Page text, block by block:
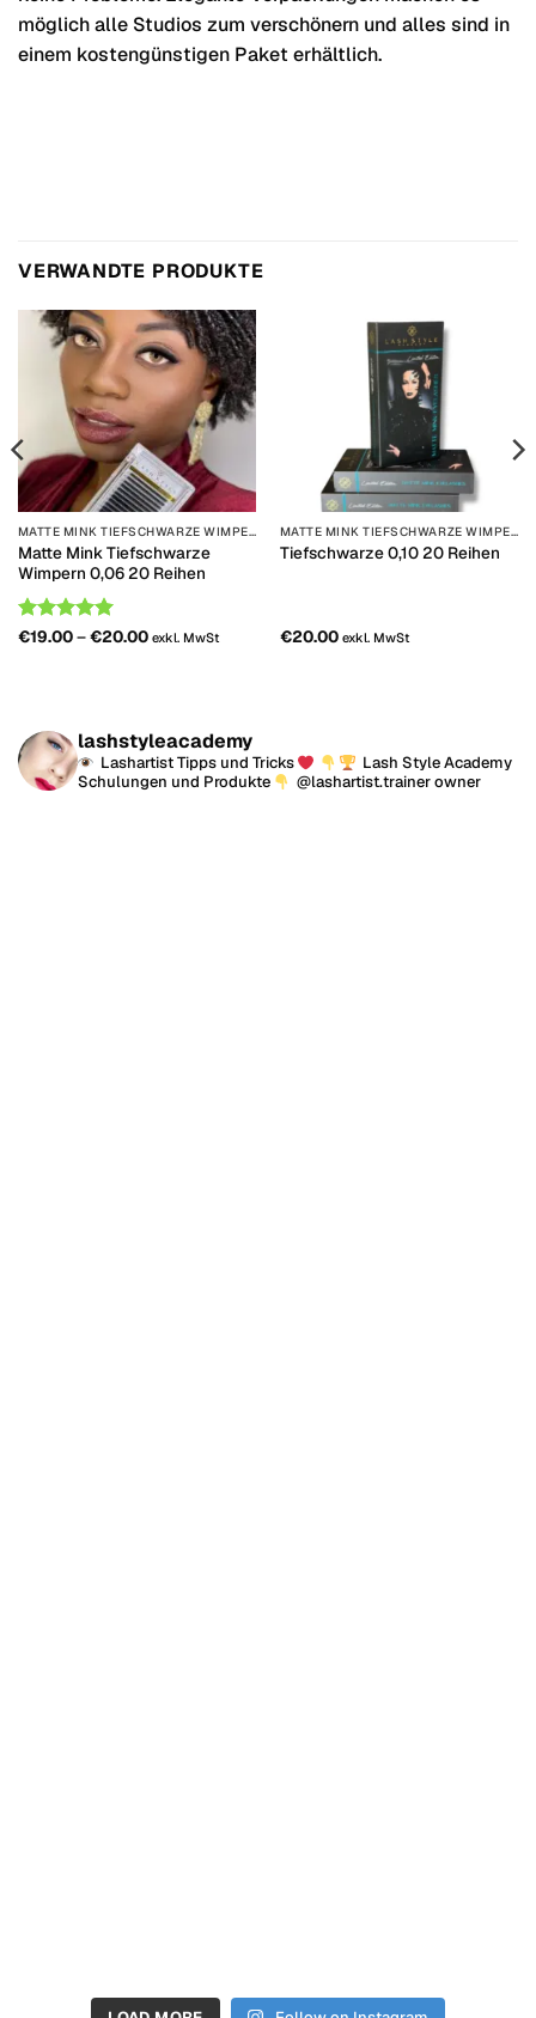
möglich alle Studios zum verschönern und alles sind in
einem kostengünstigen Paket erhältlich.
VERWANDTE PRODUKTE
MATTE MINK TIEFSCHWARZE WIMPERN 20 REIHEN
Matte Mink Tiefschwarze
Wimpern 0,06 20 Reihen
Bemessungs
€19.00–€20.00Price
exkl. MwSt
MATTE MINK TIEFSCHWARZE WIMPERN 20 REIHEN
Tiefschwarze 0,10 20 Reihen
€20.00 exkl. MwSt
lashstyleacademy
Lashartist Tipps und Tricks
Lash Style Academy
Schulungen und Produkte
@lashartist.trainer owner